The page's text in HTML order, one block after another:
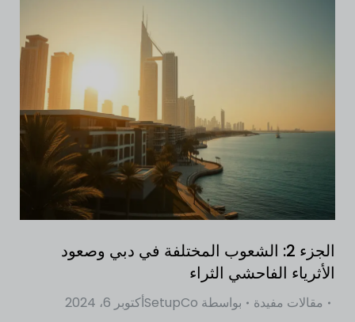
الجزء 2: الشعوب المختلفة في دبي وصعود
الأثرياء الفاحشي الثراء
مقالات مفيدة بواسطة SetupCoأكتوبر 6، 2024